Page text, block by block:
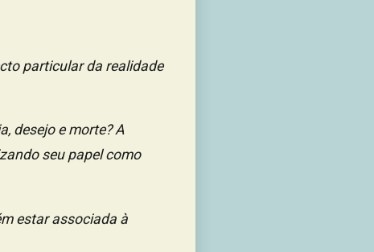
particular da realidade
desejo e morte? A
seu papel como
estar associada à